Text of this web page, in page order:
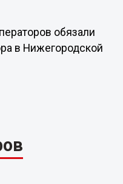
обязали
в Нижегородской